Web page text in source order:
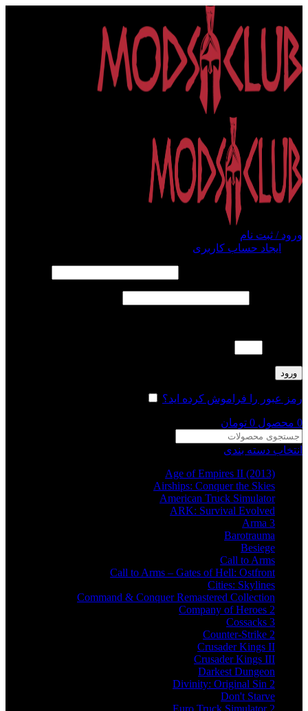
ورود / ثبت نام
ایجاد حساب کاربری
ورود
رمز عبور را فراموش کرده اید؟
0 محصول 0 تومان
انتخاب دسته بندی
Age of Empires II (2013)
Airships: Conquer the Skies
American Truck Simulator
ARK: Survival Evolved
Arma 3
Barotrauma
Besiege
Call to Arms
Call to Arms – Gates of Hell: Ostfront
Cities: Skylines
Command & Conquer Remastered Collection
Company of Heroes 2
Cossacks 3
Counter-Strike 2
Crusader Kings II
Crusader Kings III
Darkest Dungeon
Divinity: Original Sin 2
Don't Starve
Euro Truck Simulator 2